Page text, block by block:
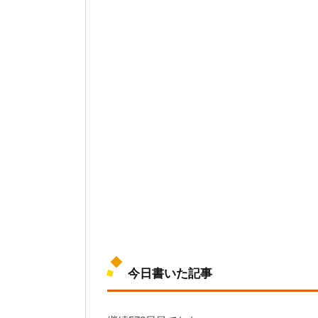
今日書いた記事